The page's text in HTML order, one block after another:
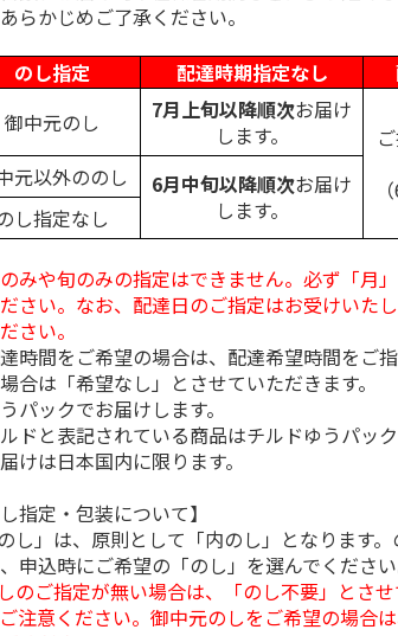
らかじめご了承ください。
のし指定
配達時期指定なし
御中元のし
7月上旬以降順次お届け
します。
元以外ののし 6月中旬以降順次お届け
します。
し指定なし
みや旬のみの指定はできません。必ず「月
さい。なお、配達日のご指定はお受けいた
さい。
時間をご希望の場合は、配達希望時間をご
合は「希望なし」とさせていただきます。
パックでお届けします。
ドと表記されている商品はチルドゆうパック
けは日本国内に限ります。
し指定・包装について】
し」は、原則として「内のし」となります
申込時にご希望の「のし」を選んでください
のご指定が無い場合は、「のし不要」とさ
注意ください。御中元のしをご希望の場合